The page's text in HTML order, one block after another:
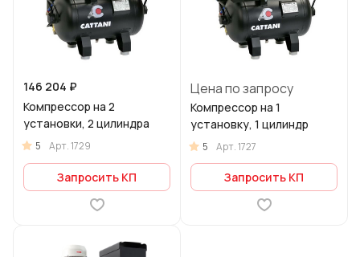
146 204 ₽
Компрессор на 2
установки, 2 цилиндра
5 Арт.1729
Запросить КП
Цена по запросу
Компрессор на 1
установку, 1 цилиндр
5 Арт.1727
Запросить КП